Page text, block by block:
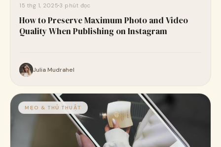
15 thg 1, 2025 3 phút đọc
How to Preserve Maximum Photo and Video
Quality When Publishing on Instagram
Julia Mudrahel
MẸO & THỦ THUẬT